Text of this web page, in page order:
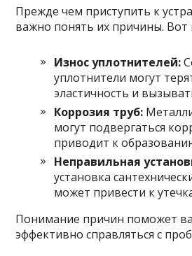
Прежде чем приступить к
важно понять их причины. Вот
Износ уплотнителей:
уплотнители могут
эластичность и
Коррозия труб:
могут подвергаться
приводит к
Неправильная
установка
может привести к
Понимание причин поможет
эффективно справляться с